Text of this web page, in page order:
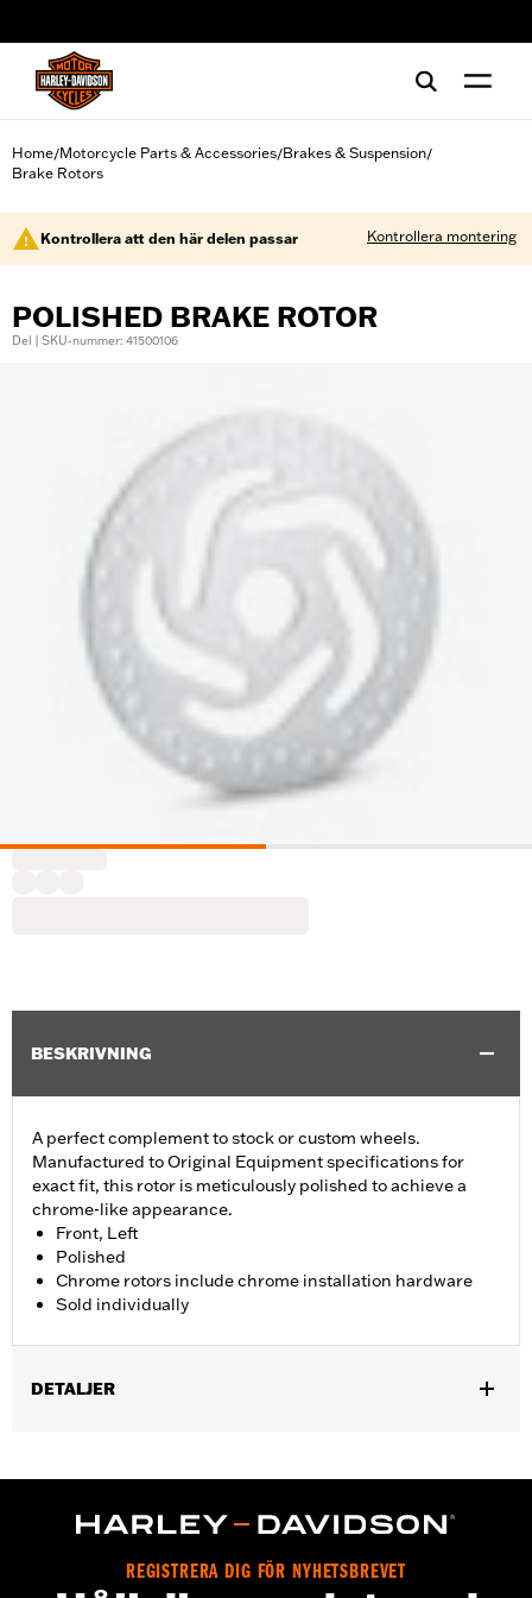
Home/Motorcycle Parts & Accessories/Brakes & Suspension/
Brake Rotors
Kontrollera att den här delen passar Kontrollera montering
POLISHED BRAKE ROTOR
Del | SKU-nummer: 41500106
BESKRIVNING
A perfect complement to stock or custom wheels.
Manufactured to Original Equipment specifications for
exact fit, this rotor is meticulously polished to achieve a
chrome-like appearance.
Front, Left
Polished
Chrome rotors include chrome installation hardware
Sold individually
DETALJER
rotor mount.
Installation Instructions
Position On Bike:Front
REGISTRERA DIG FÖR NYHETSBREVET